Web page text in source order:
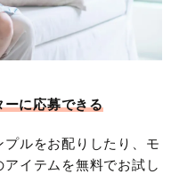
に応募できる
ルをお配りしたり、モ
イテムを無料でお試し